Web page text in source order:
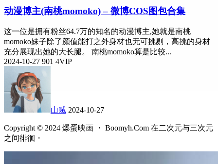
动漫博主(南桃momoko) – 微博COS图包合集
这一位是拥有粉丝64.7万的知名的动漫博主,她就是南桃
momoko妹子除了颜值能打之外身材也无可挑剔，高挑的身材
充分展现出她的大长腿。 南桃momoko算是比较...
2024-10-27 901 4VIP
山贼 2024-10-27
Copyright © 2024 爆蛋映画 ・ Boomyh.Com 在二次元与三次元
之间徘徊・